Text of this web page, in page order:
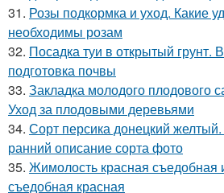
31. Розы подкормка и уход. Какие
необходимы розам
32. Посадка туи в открытый грунт.
подготовка почвы
33. Закладка молодого плодового
Уход за плодовыми деревьями
34. Сорт персика донецкий
ранний описание сорта фото
35. Жимолость красная съедобная
съедобная красная